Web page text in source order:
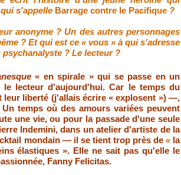
s'appelle Barrage contre le Pacifique ?
anonyme ? Un des autres personnages
? Et qui est ce « vous » à qui s'adresse
? Le lecteur ?
« en spirale » qui se passe en un
le lecteur d'aujourd'hui. Car le temps du
leur liberté (j'allais écrire « explosent ») —,
temps où des amours variées peuvent
une vie, ou pour la passade d'une seule
Indemini, dans un atelier d'artiste de la
mondain — il se tient trop près de «la
élastiques ». Elle ne sait pas qu'elle le
Fanny Felicitas.